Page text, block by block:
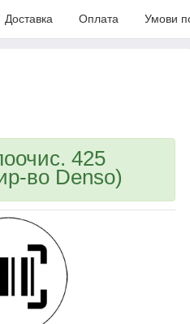
Доставка Оплата Умови
425
во Denso)